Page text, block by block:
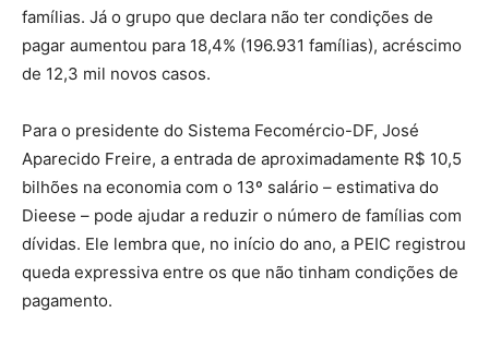
famílias. Já o grupo que declara não ter condições de
pagar aumentou para 18,4% (196.931 famílias), acréscimo
de 12,3 mil novos casos.
Para o presidente do Sistema Fecomércio-DF, José
Aparecido Freire, a entrada de aproximadamente R$ 10,5
bilhões na economia com o 13º salário – estimativa do
Dieese – pode ajudar a reduzir o número de famílias com
dívidas. Ele lembra que, no início do ano, a PEIC registrou
queda expressiva entre os que não tinham condições de
pagamento.